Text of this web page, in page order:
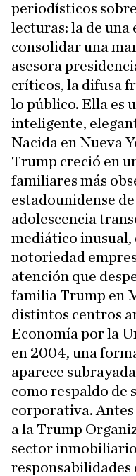
periodísticos
lecturas: la de
consolidar una
asesora
críticos, la difusa
lo público. Ella es
inteligente,
Nacida en Nueva
Trump creció en
familiares más
estadounidense
adolescencia
mediático inusual,
notoriedad
atención que
familia Trump en
distintos centros
Economía por la
en 2004, una
aparece
como respaldo de
corporativa.
a la Trump
sector
responsabilidades